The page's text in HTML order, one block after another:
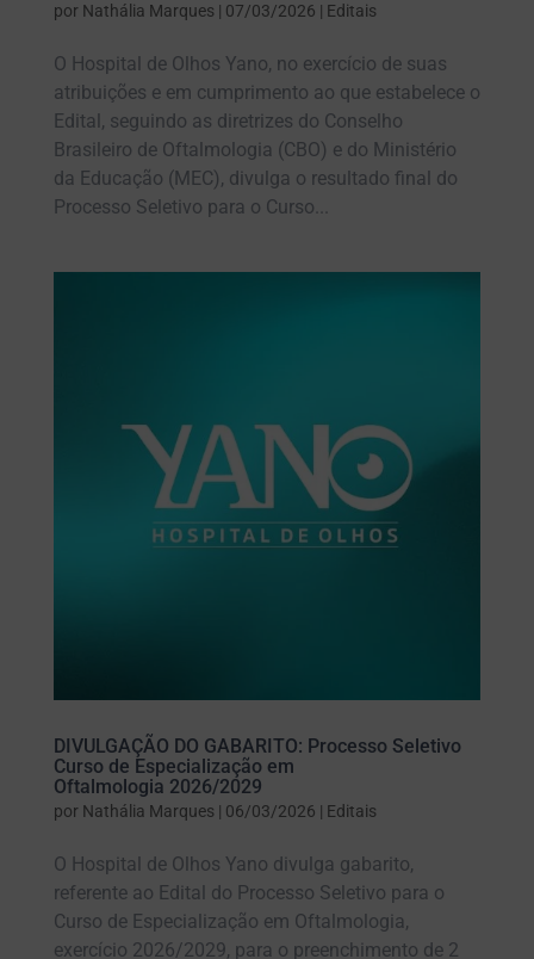
por Nathália Marques | 07/03/2026 | Editais
O Hospital de Olhos Yano, no exercício de suas
atribuições e em cumprimento ao que estabelece o
Edital, seguindo as diretrizes do Conselho
Brasileiro de Oftalmologia (CBO) e do Ministério
da Educação (MEC), divulga o resultado final do
Processo Seletivo para o Curso...
DIVULGAÇÃO DO GABARITO: Processo Seletivo
Curso de Especialização em
Oftalmologia 2026/2029
por Nathália Marques | 06/03/2026 | Editais
O Hospital de Olhos Yano divulga gabarito,
referente ao Edital do Processo Seletivo para o
Curso de Especialização em Oftalmologia,
exercício 2026/2029, para o preenchimento de 2